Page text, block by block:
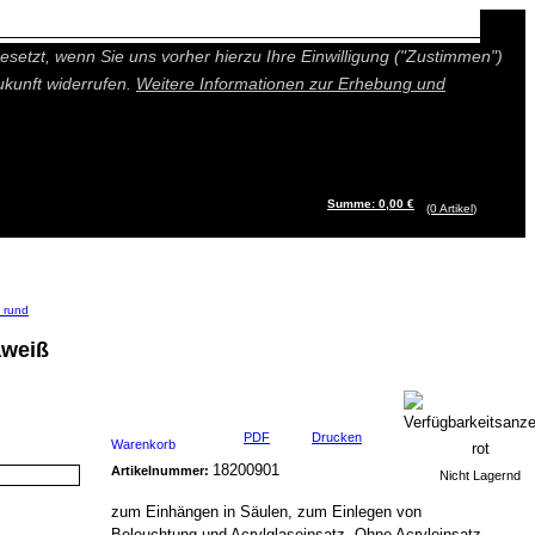
wenn Sie uns vorher hierzu Ihre Einwilligung ("Zustimmen")
widerrufen. Weitere Informationen zur Erhebung und
Summe: 0,00 € (0Artikel)
rund
Warenkorb PDF Drucken
Nicht Lagernd
Artikelnummer: 18200901
zum Einhängen in Säulen, zum Einlegen von